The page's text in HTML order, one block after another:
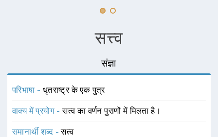
सत्त्व
संज्ञा
परिभाषा - धृतराष्ट्र के एक पुत्र
वाक्य में प्रयोग -सत्व का वर्णन पुराणों में मिलता है।
समानार्थी शब्द -सत्व